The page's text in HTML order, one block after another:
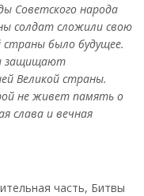
Советского народа
солдат сложили свою
было будущее.
защищают
Великой страны.
не живет память о
слава и вечная
часть, Битвы